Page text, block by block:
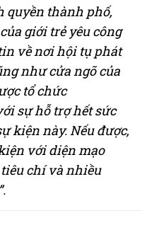
quyền thành phố,
giới trẻ yêu công
về nơi hội tụ phát
như cửa ngõ của
tổ chức
sự hỗ trợ hết sức
kiện này. Nếu được,
với diện mạo
chí và nhiều